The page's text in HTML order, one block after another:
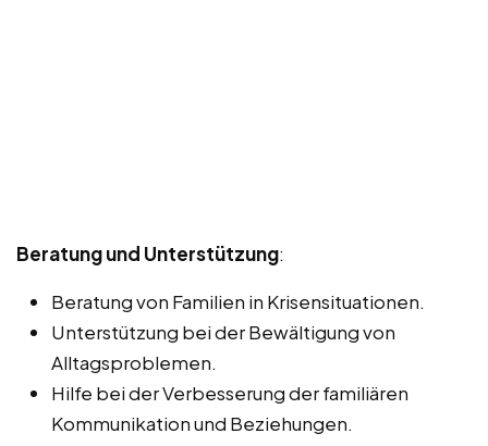
Beratung und Unterstützung:
Beratung von Familien in Krisensituationen.
Unterstützung bei der Bewältigung von
Alltagsproblemen.
Hilfe bei der Verbesserung der familiären
Kommunikation und Beziehungen.